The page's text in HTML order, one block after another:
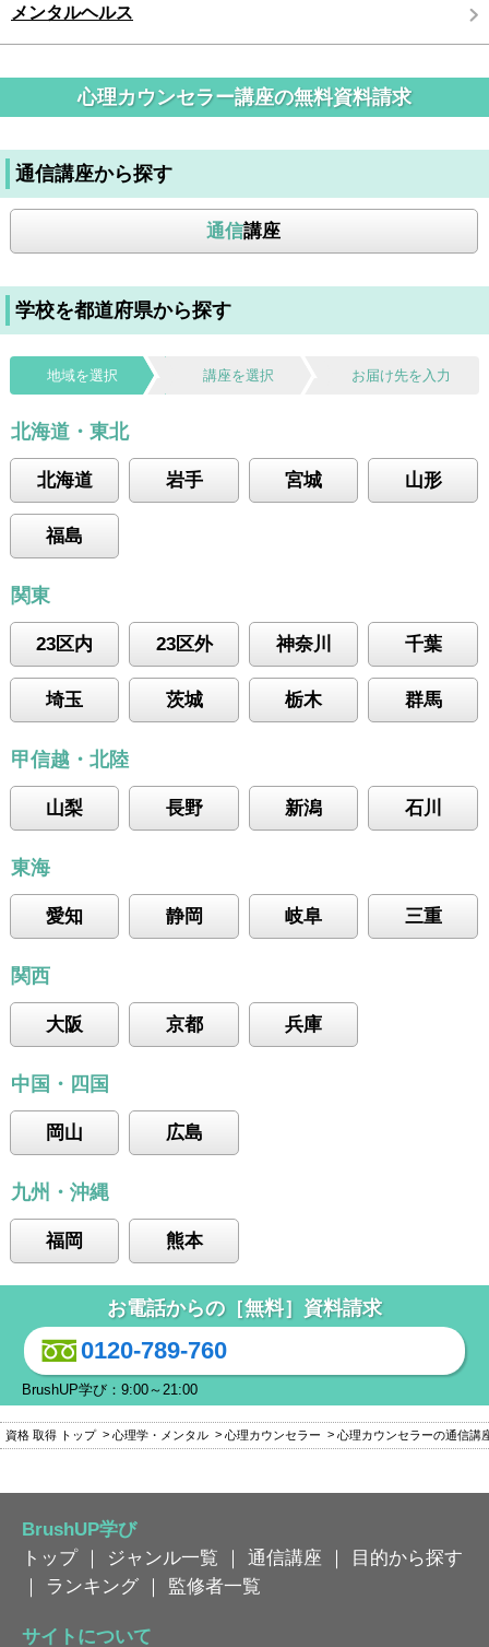
メンタルヘルス
心理カウンセラー講座の無料資料請求
通信講座から探す
通信講座
学校を都道府県から探す
地域を選択 講座を選択 お届け先を入力
北海道・東北
北海道 岩手 宮城 山形
福島
関東
23区内 23区外 神奈川 千葉
埼玉 茨城 栃木 群馬
甲信越・北陸
山梨 長野 新潟 石川
東海
愛知 静岡 岐阜 三重
関西
大阪 京都 兵庫
中国・四国
岡山 広島
九州・沖縄
福岡 熊本
お電話からの［無料］資料請求
0120-789-760
BrushUP学び：9:00～21:00
資格 取得 トップ 心理学・メンタル 心理カウンセラー 心理カウンセラーの通信講
BrushUP学び
トップ
ジャンル一覧 通信講座
目的から探す
ランキング 監修者一覧
サイトについて